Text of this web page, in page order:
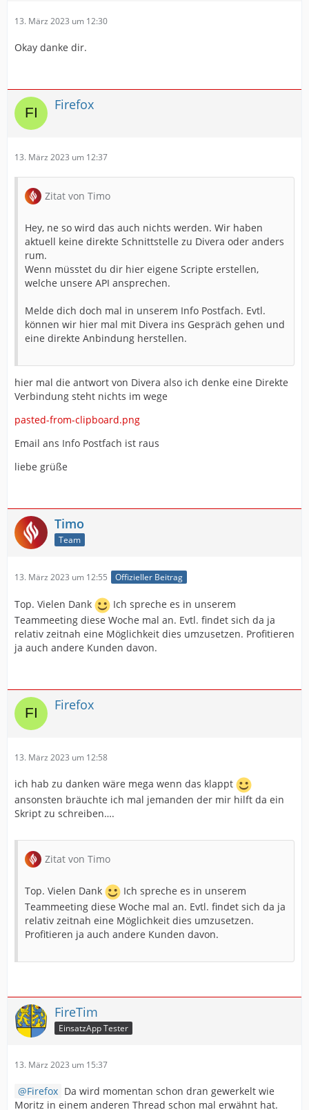
13. März 2023 um 12:30
Okay danke dir.
Firefox
13. März 2023 um 12:37
Zitat von Timo
Hey, ne so wird das auch nichts werden. Wir haben
aktuell keine direkte Schnittstelle zu Divera oder anders
rum.
Wenn müsstet du dir hier eigene Scripte erstellen,
welche unsere API ansprechen.
Melde dich doch mal in unserem Info Postfach. Evtl.
können wir hier mal mit Divera ins Gespräch gehen und
eine direkte Anbindung herstellen.
hier mal die antwort von Divera also ich denke eine Direkte
Verbindung steht nichts im wege
pasted-from-clipboard.png
Email ans Info Postfach ist raus
liebe grüße
Timo
Team
13. März 2023 um 12:55 Offizieller Beitrag
Top. Vielen Dank
Ich spreche es in unserem
Teammeeting diese Woche mal an. Evtl. findet sich da ja
relativ zeitnah eine Möglichkeit dies umzusetzen. Profitieren
ja auch andere Kunden davon.
Firefox
13. März 2023 um 12:58
ich hab zu danken wäre mega wenn das klappt
ansonsten bräuchte ich mal jemanden der mir hilft da ein
Skript zu schreiben….
Zitat von Timo
Top. Vielen Dank
Ich spreche es in unserem
Teammeeting diese Woche mal an. Evtl. findet sich da ja
relativ zeitnah eine Möglichkeit dies umzusetzen.
Profitieren ja auch andere Kunden davon.
FireTim
EinsatzApp Tester
13. März 2023 um 15:37
Firefox Da wird momentan schon dran gewerkelt wie
Moritz in einem anderen Thread schon mal erwähnt hat.